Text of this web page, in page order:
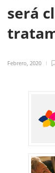
será
Febrero, 2020